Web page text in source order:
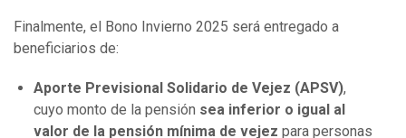
Finalmente, el Bono Invierno 2025 será entregado a
beneficiarios de:
Aporte Previsional Solidario de Vejez (APSV),
cuyo monto de la pensión sea inferior o igual al
valor de la pensión mínima de vejez para personas